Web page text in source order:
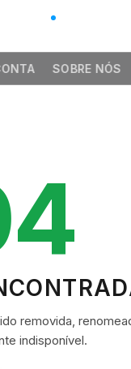
SOBRE NÓS
removida,
indisponível.